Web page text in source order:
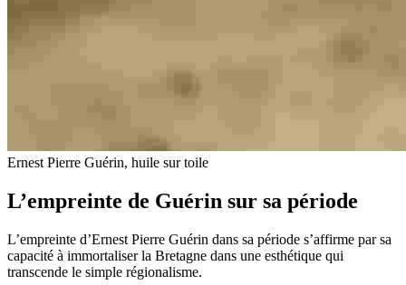
Ernest Pierre Guérin, huile sur toile
L’empreinte de Guérin sur sa période
L’empreinte d’Ernest Pierre Guérin dans sa période s’affirme par sa
capacité à immortaliser la Bretagne dans une esthétique qui
transcende le simple régionalisme.